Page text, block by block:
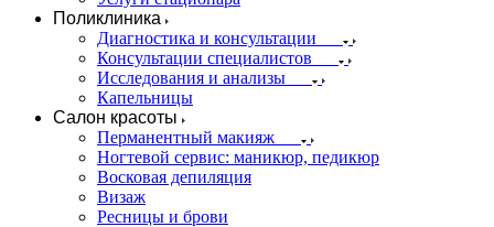
Поликлиника
Диагностика и консультации
Консультации специалистов
Исследования и анализы
Капельницы
Салон красоты
Перманентный макияж
Ногтевой сервис: маникюр, педикюр
Восковая депиляция
Визаж
Ресницы и брови